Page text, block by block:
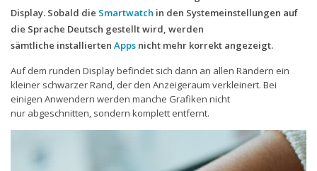
Datentarife
o2
Smartphonetarife
Prepaid-Tarife
Datentarife
Mobilfunk-Vergleichsrechner
Display. Sobald die Smartwatch in den Systemeinstellungen auf
die Sprache Deutsch gestellt wird, werden
sämtliche installierten Apps nicht mehr korrekt angezeigt.
Auf dem runden Display befindet sich dann an allen Rändern ein
kleiner schwarzer Rand, der den Anzeigeraum verkleinert. Bei
einigen Anwendern werden manche Grafiken nicht
nur abgeschnitten, sondern komplett entfernt.